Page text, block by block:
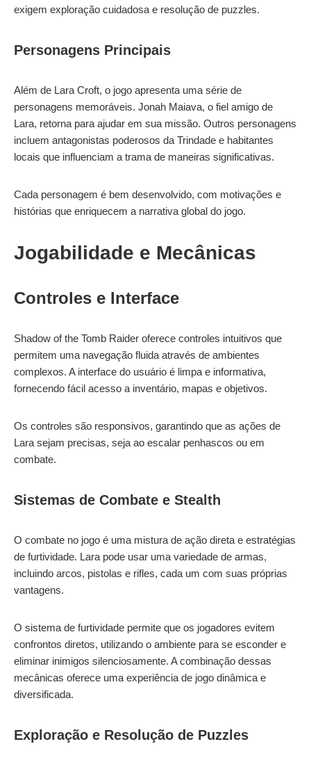
exigem exploração cuidadosa e resolução de puzzles.
Personagens Principais
Além de Lara Croft, o jogo apresenta uma série de
personagens memoráveis. Jonah Maiava, o fiel amigo de
Lara, retorna para ajudar em sua missão. Outros personagens
incluem antagonistas poderosos da Trindade e habitantes
locais que influenciam a trama de maneiras significativas.
Cada personagem é bem desenvolvido, com motivações e
histórias que enriquecem a narrativa global do jogo.
Jogabilidade e Mecânicas
Controles e Interface
Shadow of the Tomb Raider oferece controles intuitivos que
permitem uma navegação fluida através de ambientes
complexos. A interface do usuário é limpa e informativa,
fornecendo fácil acesso a inventário, mapas e objetivos.
Os controles são responsivos, garantindo que as ações de
Lara sejam precisas, seja ao escalar penhascos ou em
combate.
Sistemas de Combate e Stealth
O combate no jogo é uma mistura de ação direta e estratégias
de furtividade. Lara pode usar uma variedade de armas,
incluindo arcos, pistolas e rifles, cada um com suas próprias
vantagens.
O sistema de furtividade permite que os jogadores evitem
confrontos diretos, utilizando o ambiente para se esconder e
eliminar inimigos silenciosamente. A combinação dessas
mecânicas oferece uma experiência de jogo dinâmica e
diversificada.
Exploração e Resolução de Puzzles